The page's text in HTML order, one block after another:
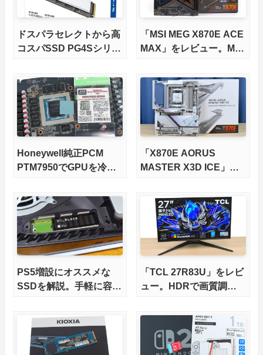
ドスパラセレクトから高
コスパSSD PG4Sシリー
「MSI MEG X870E ACE
MAX」をレビュー。M.2
版X870Eマザーボードを
徹底検証
Honeywell純正PCM
PTM7950でGPUを冷や
「X870E AORUS
MASTER X3D ICE」を
さらに高速にする完全版
X870Eマザーボードを徹
底検証
PS5増設にオススメな
SSDを解説。手軽に容量
最新、PS5 Proにも対
応】
「TCL 27R83U」をレビ
ュー。HDRで画質調整
輝度も発揮！